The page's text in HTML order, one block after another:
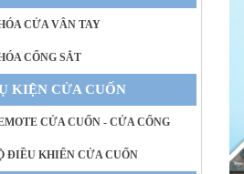
CỬA VÂN TAY
CỔNG SẮT
KIỆN CỬA CUỐN
CỬA CUỐN - CỬA CỔNG
ĐIỀU KHIỂN CỬA CUỐN